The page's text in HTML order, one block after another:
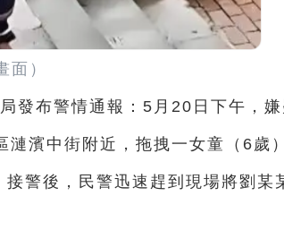
面）
發布警情通報：5月20日下午，嫌
濱中街附近，拖拽一女童（6歲）
警後，民警迅速趕到現場將劉某